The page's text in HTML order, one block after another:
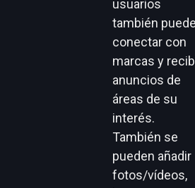
existen los
grupos y los
eventos.
1. Perfil
El perfil se
recomienda
parapersonas
que desean